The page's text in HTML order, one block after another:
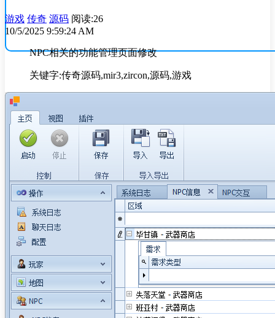
游戏 传奇 源码 阅读:26
10/5/2025 9:59:24 AM
NPC相关的功能管理页面修改
关键字:传奇源码,mir3,zircon,源码,游戏